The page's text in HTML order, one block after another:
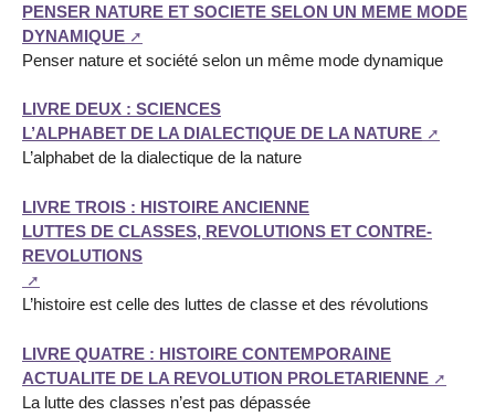
PENSER NATURE ET SOCIETE SELON UN MEME MODE
DYNAMIQUE
Penser nature et société selon un même mode dynamique
LIVRE DEUX : SCIENCES
L’ALPHABET DE LA DIALECTIQUE DE LA NATURE
L’alphabet de la dialectique de la nature
LIVRE TROIS : HISTOIRE ANCIENNE
LUTTES DE CLASSES, REVOLUTIONS ET CONTRE-
REVOLUTIONS
L’histoire est celle des luttes de classe et des révolutions
LIVRE QUATRE : HISTOIRE CONTEMPORAINE
ACTUALITE DE LA REVOLUTION PROLETARIENNE
La lutte des classes n’est pas dépassée